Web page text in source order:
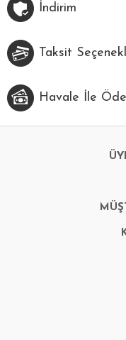
İndirim
Taksit
Havale İle